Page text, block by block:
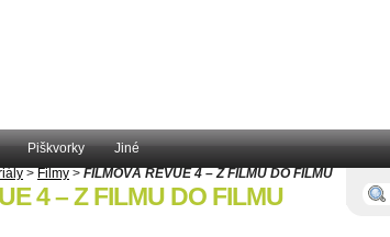
Piškvorky
Jiné
> Filmy > FILMOVÁ REVUE 4 – Z FILMU DO FILMU
4 – Z FILMU DO FILMU